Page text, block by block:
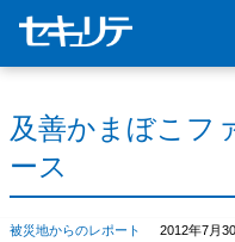
及善かまぼこフ
ース
被災地からのレポート 2012年7月